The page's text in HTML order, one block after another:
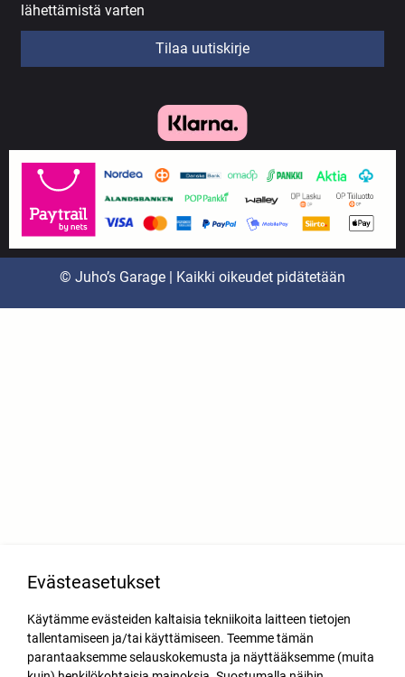
lähettämistä varten
Tilaa uutiskirje
© Juho’s Garage | Kaikki oikeudet pidätetään
Evästeasetukset
Käytämme evästeiden kaltaisia tekniikoita laitteen tietojen
tallentamiseen ja/tai käyttämiseen. Teemme tämän
parantaaksemme selauskokemusta ja näyttääksemme (muita